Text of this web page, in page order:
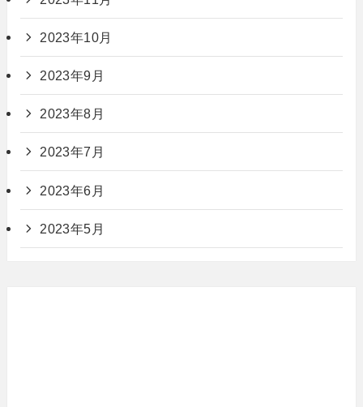
2023年10月
2023年9月
2023年8月
2023年7月
2023年6月
2023年5月